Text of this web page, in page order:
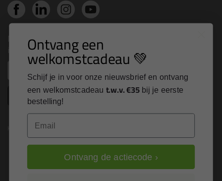
Nieuws, tips en exclusieve deals rechtstreeks in je
inbox
Inschrijven
Kitcentrum is trots op:
Ontvang een
welkomstcadeau 💚
Schijf je in voor onze nieuwsbrief en ontvang
een welkomstcadeau t.w.v. €35 bij je eerste
bestelling!
Email
Ontvang de actiecode ›